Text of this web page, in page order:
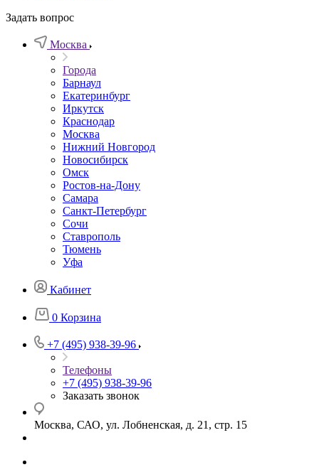
Задать вопрос
Москва
Города
Барнаул
Екатеринбург
Иркутск
Краснодар
Москва
Нижний Новгород
Новосибирск
Омск
Ростов-на-Дону
Самара
Санкт-Петербург
Сочи
Ставрополь
Тюмень
Уфа
Кабинет
0 Корзина
+7 (495) 938-39-96
Телефоны
+7 (495) 938-39-96
Заказать звонок
Москва, САО, ул. Лобненская, д. 21, стр. 15